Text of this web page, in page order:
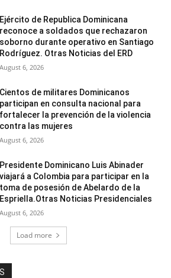
Ejército de Republica Dominicana
reconoce a soldados que rechazaron
soborno durante operativo en Santiago
Rodríguez. Otras Noticias del ERD
August 6, 2026
Cientos de militares Dominicanos
participan en consulta nacional para
fortalecer la prevención de la violencia
contra las mujeres
August 6, 2026
Presidente Dominicano Luis Abinader
viajará a Colombia para participar en la
toma de posesión de Abelardo de la
Espriella.Otras Noticias Presidenciales
August 6, 2026
Load more